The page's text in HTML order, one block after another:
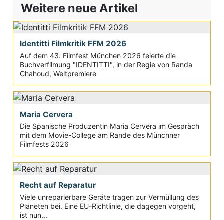
Weitere neue Artikel
Identitti Filmkritik FFM 2026
Auf dem 43. Filmfest München 2026 feierte die
Buchverfilmung "IDENTITTI", in der Regie von Randa
Chahoud, Weltpremiere
Maria Cervera
Die Spanische Produzentin Maria Cervera im Gespräch
mit dem Movie-College am Rande des Münchner
Filmfests 2026
Recht auf Reparatur
Viele unreparierbare Geräte tragen zur Vermüllung des
Planeten bei. Eine EU-Richtlinie, die dagegen vorgeht,
ist nun...